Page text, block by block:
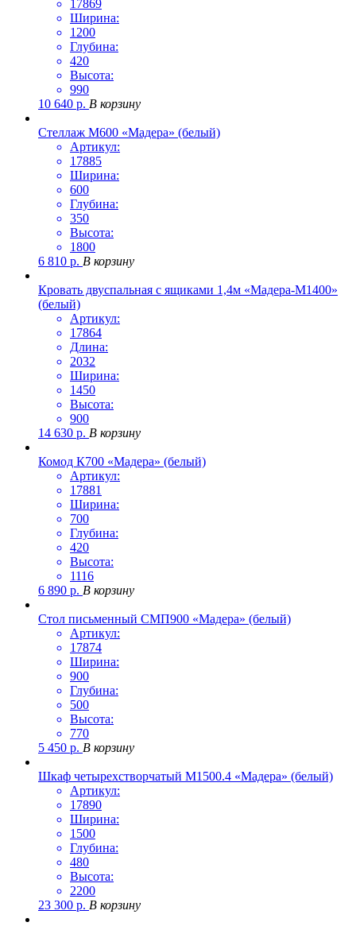
17869
Ширина:
1200
Глубина:
420
Высота:
990
10 640 р. В корзину
Стеллаж М600 «Мадера» (белый)
Артикул:
17885
Ширина:
600
Глубина:
350
Высота:
1800
6 810 р. В корзину
Кровать двуспальная с ящиками 1,4м «Мадера-М1400»
(белый)
Артикул:
17864
Длина:
2032
Ширина:
1450
Высота:
900
14 630 р. В корзину
Комод К700 «Мадера» (белый)
Артикул:
17881
Ширина:
700
Глубина:
420
Высота:
1116
6 890 р. В корзину
Стол письменный СМП900 «Мадера» (белый)
Артикул:
17874
Ширина:
900
Глубина:
500
Высота:
770
5 450 р. В корзину
Шкаф четырехстворчатый М1500.4 «Мадера» (белый)
Артикул:
17890
Ширина:
1500
Глубина:
480
Высота:
2200
23 300 р. В корзину